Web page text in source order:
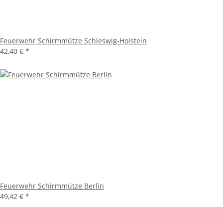
Feuerwehr Schirmmütze Schleswig-Holstein
42,40 € *
Feuerwehr Schirmmütze Berlin
49,42 € *